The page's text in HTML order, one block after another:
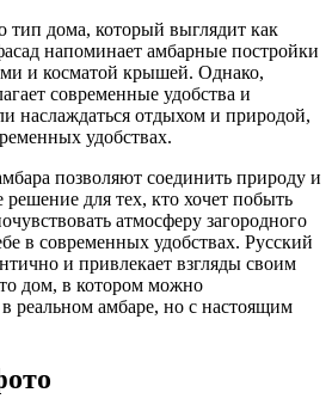
тип дома, который выглядит как
напоминает амбарные постройки
и косматой крышей. Однако,
современные удобства и
наслаждаться отдыхом и природой,
удобствах.
позволяют соединить природу и
для тех, кто хочет побыть
атмосферу загородного
в современных удобствах. Русский
и привлекает взгляды своим
дом, в котором можно
в реальном амбаре, но с настоящим